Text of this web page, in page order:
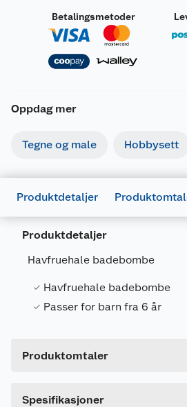
Betalingsmetoder
Oppdag mer
Tegne og male Hobbysett
Produktdetaljer
Produktdetaljer
Havfruehale badebombe
Havfruehale badebombe
Passer for barn fra 6 år
Produktomtaler
Dette produktet har ikke fått
Spesifikasjoner
Generelt
Lengde